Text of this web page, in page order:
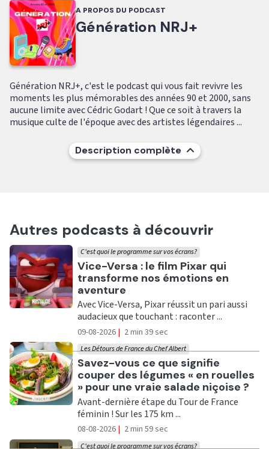
A PROPOS DU PODCAST
Génération NRJ+
Génération NRJ+, c'est le podcast qui vous fait revivre les
moments les plus mémorables des années 90 et 2000, sans
aucune limite avec Cédric Godart ! Que ce soit à travers la
musique culte de l'époque avec des artistes légendaires ...
Description complète
Autres podcasts à découvrir
Ecouter
Vice-Versa : le film Pixar qui
transforme nos émotions en
aventure
C'est quoi le programme sur vos écrans?
Avec Vice-Versa, Pixar réussit un pari aussi
audacieux que touchant : raconter ...
09-08-2026 | 2 min 39 sec
Ecouter
Savez-vous ce que signifie
couper des légumes « en rouelles
» pour une vraie salade niçoise ?
Les Détours de France du Chef Albert
Avant-dernière étape du Tour de France
féminin ! Sur les 175 km ...
08-08-2026 | 2 min 59 sec
C'est quoi le programme sur vos écrans?